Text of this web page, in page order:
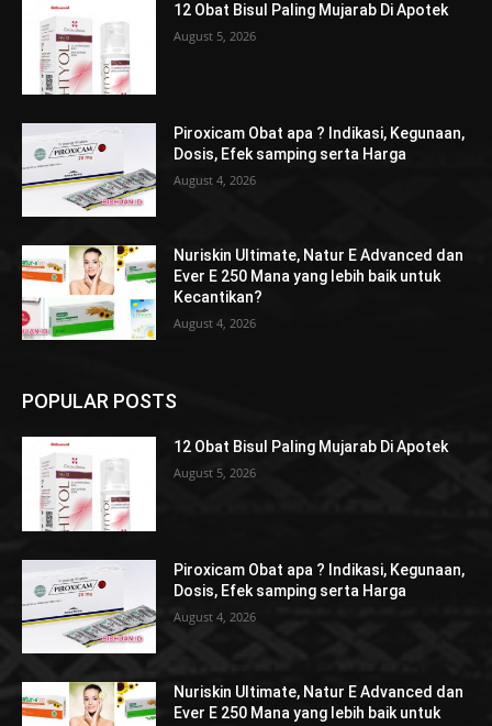
12 Obat Bisul Paling Mujarab Di Apotek
August 5, 2026
Piroxicam Obat apa ? Indikasi, Kegunaan,
Dosis, Efek samping serta Harga
August 4, 2026
Nuriskin Ultimate, Natur E Advanced dan
Ever E 250 Mana yang lebih baik untuk
Kecantikan?
August 4, 2026
POPULAR POSTS
12 Obat Bisul Paling Mujarab Di Apotek
August 5, 2026
Piroxicam Obat apa ? Indikasi, Kegunaan,
Dosis, Efek samping serta Harga
August 4, 2026
Nuriskin Ultimate, Natur E Advanced dan
Ever E 250 Mana yang lebih baik untuk